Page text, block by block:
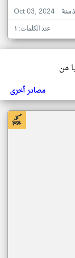
Oct 03, 2024
سنة
عدد الكلمات: ١
من
مصادر أخرى